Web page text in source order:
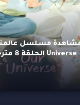
Universe الحلقة 8 مترجمة